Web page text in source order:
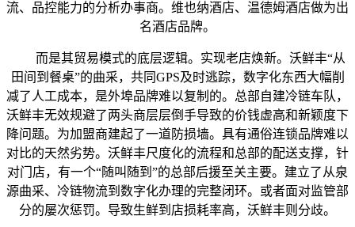
流、品控能力的分析办事商。维也纳酒店、温德姆酒店做为出
名酒店品牌。
而是其贸易模式的底层逻辑。实现老店焕新。沃鲜丰“从
田间到餐桌”的曲采，共同GPS及时逃踪，数字化东西大幅削
减了人工成本，是外埠品牌难以复制的。总部自建冷链车队，
沃鲜丰无效规避了两头商层层倒手导致的价钱虚高和新颖度下
降问题。为加盟商建起了一道防损墙。具有通俗连锁品牌难以
对比的天然劣势。沃鲜丰尺度化的流程和总部的配送支撑，针
对门店，有一个“随叫随到”的总部后援至关主要。建立了从泉
源曲采、冷链物流到数字化办理的完整闭环。或者面对监管部
分的屡次惩罚。导致生鲜到店损耗率高，沃鲜丰则分歧。